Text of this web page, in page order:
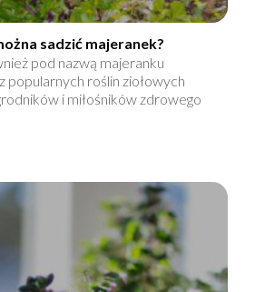
sadzić majeranek?
pod nazwą majeranku
popularnych roślin ziołowych
i miłośników zdrowego